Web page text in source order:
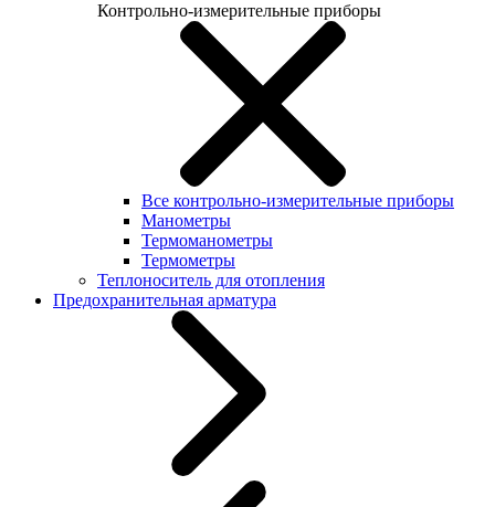
Контрольно-измерительные приборы
Все контрольно-измерительные приборы
Манометры
Термоманометры
Термометры
Теплоноситель для отопления
Предохранительная арматура